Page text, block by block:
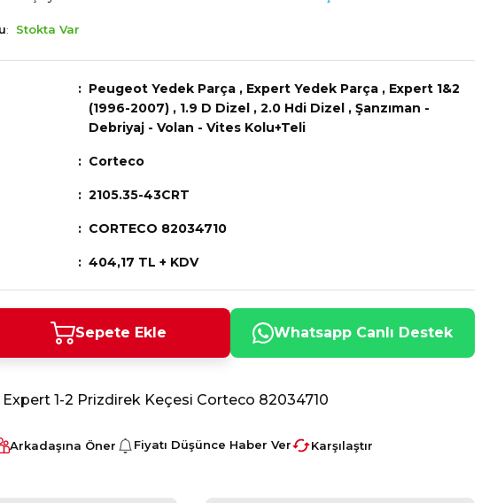
Stokta Var
Peugeot Yedek Parça , Expert Yedek Parça , Expert 1&2
(1996-2007) , 1.9 D Dizel , 2.0 Hdi Dizel , Şanzıman -
Debriyaj - Volan - Vites Kolu+Teli
Corteco
2105.35-43CRT
CORTECO 82034710
404,17 TL + KDV
Sepete Ekle Whatsapp Canlı Destek
1-2 Prizdirek Keçesi Corteco 82034710
Arkadaşına Öner Fiyatı Düşünce Haber Ver Karşılaştır